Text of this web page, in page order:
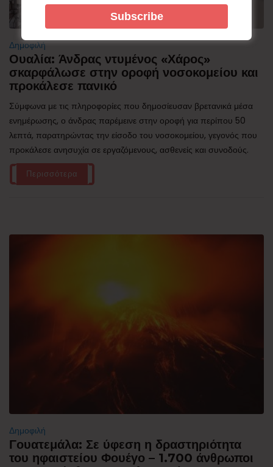
Δημοφιλή
Ουαλία: Άνδρας ντυμένος «Χάρος»
σκαρφάλωσε στην οροφή νοσοκομείου και
προκάλεσε πανικό
Σύμφωνα με τις πληροφορίες που δημοσίευσαν βρετανικά μέσα
ενημέρωσης, ο άνδρας παρέμεινε στην οροφή για περίπου 50
λεπτά, παρατηρώντας την είσοδο του νοσοκομείου, γεγονός που
προκάλεσε ανησυχία σε εργαζόμενους, ασθενείς και συνοδούς.
Περισσότερα
Δημοφιλή
Γουατεμάλα: Σε ύφεση η δραστηριότητα
του ηφαιστείου Φουέγο – 1.700 άνθρωποι